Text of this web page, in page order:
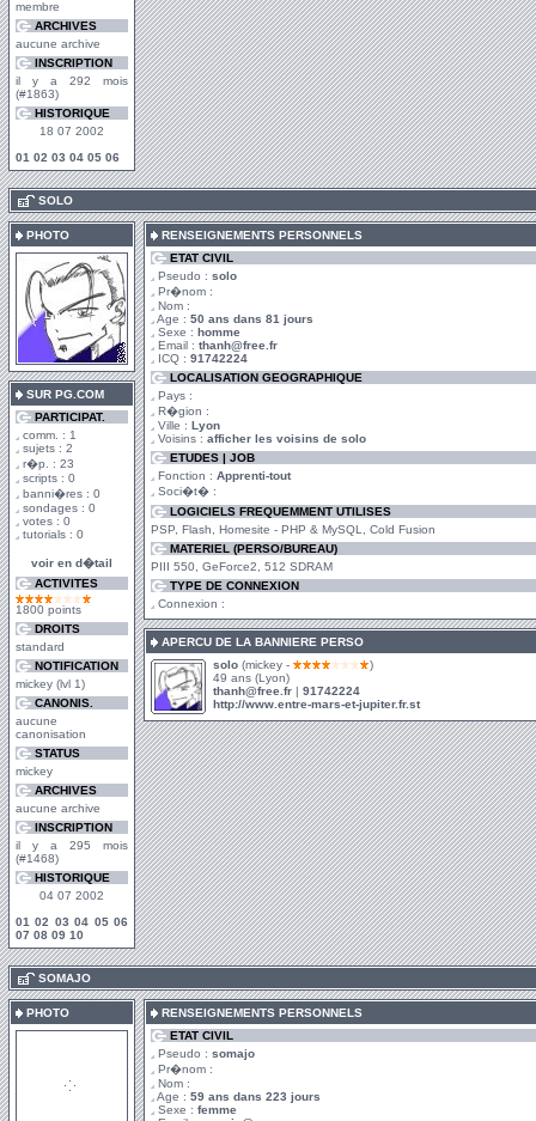
membre
ARCHIVES
aucune archive
INSCRIPTION
il y a 292 mois
(#1863)
HISTORIQUE
18 07 2002
01 02 03 04 05 06
SOLO
PHOTO
SUR PG.COM
PARTICIPAT.
comm. : 1
sujets : 2
r�p. : 23
scripts : 0
banni�res : 0
sondages : 0
votes : 0
tutorials : 0
voir en d�tail
ACTIVITES
1800 points
DROITS
standard
NOTIFICATION
mickey (lvl 1)
CANONIS.
aucune
canonisation
STATUS
mickey
ARCHIVES
aucune archive
INSCRIPTION
il y a 295 mois
(#1468)
HISTORIQUE
04 07 2002
01 02 03 04 05 06
07 08 09 10
RENSEIGNEMENTS PERSONNELS
ETAT CIVIL
Pseudo : solo
Pr�nom :
Nom :
Age : 50 ans dans 81 jours
Sexe : homme
Email : thanh@free.fr
ICQ : 91742224
LOCALISATION GEOGRAPHIQUE
Pays :
R�gion :
Ville : Lyon
Voisins : afficher les voisins de solo
ETUDES | JOB
Fonction : Apprenti-tout
Soci�t� :
LOGICIELS FREQUEMMENT UTILISES
PSP, Flash, Homesite - PHP & MySQL, Cold Fusion
MATERIEL (PERSO/BUREAU)
PIII 550, GeForce2, 512 SDRAM
TYPE DE CONNEXION
Connexion :
APERCU DE LA BANNIERE PERSO
solo (mickey -
)
49 ans (Lyon)
thanh@free.fr | 91742224
http://www.entre-mars-et-jupiter.fr.st
SOMAJO
PHOTO
RENSEIGNEMENTS PERSONNELS
ETAT CIVIL
Pseudo : somajo
Pr�nom :
Nom :
Age : 59 ans dans 223 jours
Sexe : femme